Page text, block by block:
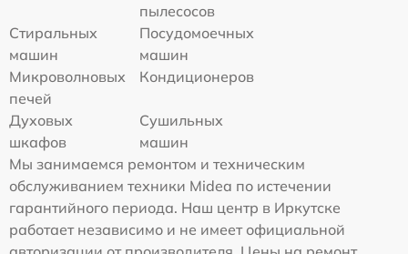
пылесосов
Стиральных
машин
Посудомоечных
машин
Микроволновых
печей
Кондиционеров
Духовых
шкафов
Сушильных
машин
Мы занимаемся ремонтом и техническим
обслуживанием техники Midea по истечении
гарантийного периода. Наш центр в Иркутске
работает независимо и не имеет официальной